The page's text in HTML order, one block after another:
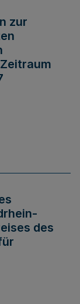
zur
des